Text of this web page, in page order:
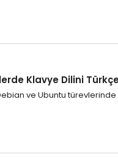
Klavye Dilini
ve Ubuntu